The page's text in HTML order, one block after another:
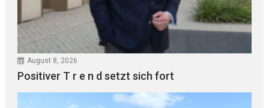
August 8, 2026
Positiver T r e n d setzt sich fort